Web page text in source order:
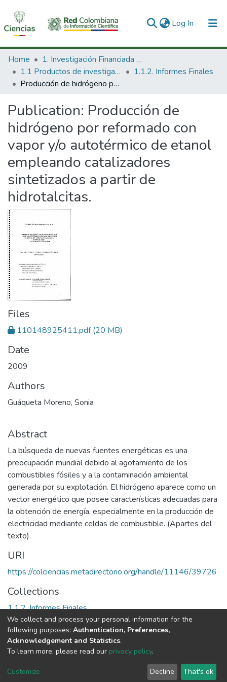
Log In (current)
Communities & Collections
All of DSpace
Home
1. Investigación Financiada con Recursos Públicos
1.1 Productos de investigación
1.1.2. Informes Finales
Producción de hidrógeno por reformado con vapor y/o autotérmico de etanol empleando catalizadores sintetizados a partir de hidrotalcitas.
Publication: Producción de
hidrógeno por reformado con
vapor y/o autotérmico de etanol
empleando catalizadores
sintetizados a partir de
hidrotalcitas.
Files
110148925411.pdf(20 MB)
Date
2009
Authors
Guáqueta Moreno, Sonia
Abstract
La búsqueda de nuevas fuentes energéticas es una
preocupación mundial debido al agotamiento de los
combustibles fósiles y a la contaminación ambiental
generada por su explotación. El hidrógeno aparece como un
vector energético que posee características adecuadas para
la obtención de energía, especialmente en la producción de
electricidad mediante celdas de combustible. (Apartes del
texto).
URI
https://colciencias.metadirectorio.org/handle/11146/39726
Collections
1.1.2. Informes Finales
Full item page
DSpace software copyright © 2002-2026
Cookie
End User
Agreement
Send
Feedback
We collect and process your personal information for the
following purposes: Authentication, Preferences,
Acknowledgement and Statistics.
To learn more, please read our privacy policy.
Customize Decline That's ok